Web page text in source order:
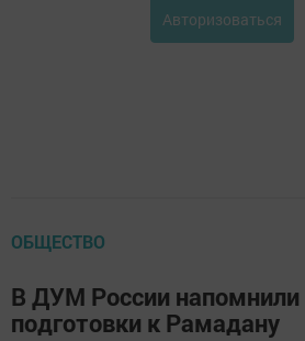
Авторизоваться
ОБЩЕСТВО
В ДУМ России напомнили
подготовки к Рамадану